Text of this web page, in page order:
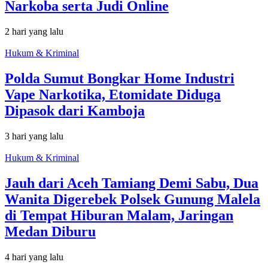
Narkoba serta Judi Online
2 hari yang lalu
Hukum & Kriminal
Polda Sumut Bongkar Home Industri
Vape Narkotika, Etomidate Diduga
Dipasok dari Kamboja
3 hari yang lalu
Hukum & Kriminal
Jauh dari Aceh Tamiang Demi Sabu, Dua
Wanita Digerebek Polsek Gunung Malela
di Tempat Hiburan Malam, Jaringan
Medan Diburu
4 hari yang lalu